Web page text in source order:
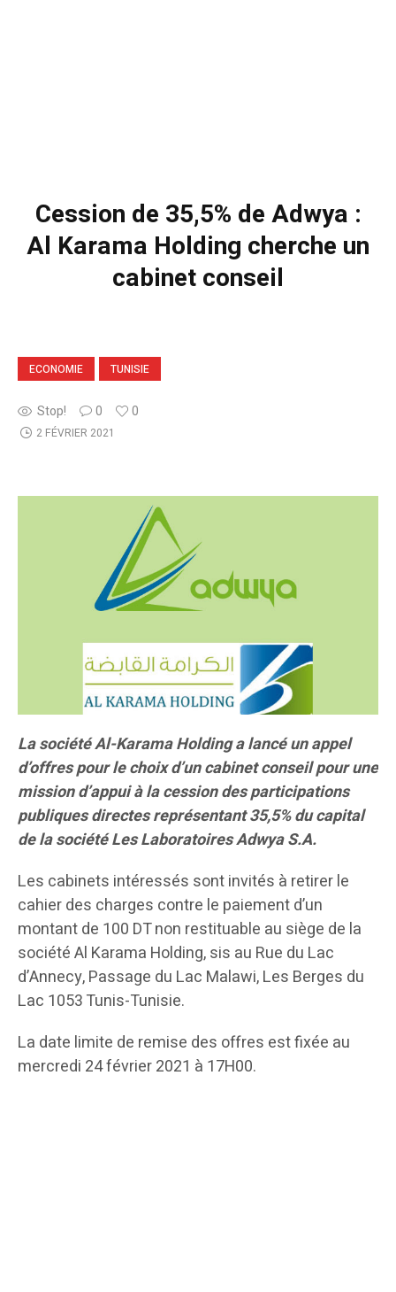
Cession de 35,5% de Adwya :
Al Karama Holding cherche un
cabinet conseil
ECONOMIE TUNISIE
Stop! 0 0
2 FÉVRIER 2021
La société Al-Karama Holding a lancé un appel
d’offres pour le choix d’un cabinet conseil pour une
mission d’appui à la cession des participations
publiques directes représentant 35,5% du capital
de la société Les Laboratoires Adwya S.A.
Les cabinets intéressés sont invités à retirer le
cahier des charges contre le paiement d’un
montant de 100 DT non restituable au siège de la
société Al Karama Holding, sis au Rue du Lac
d’Annecy, Passage du Lac Malawi, Les Berges du
Lac 1053 Tunis-Tunisie.
La date limite de remise des offres est fixée au
mercredi 24 février 2021 à 17H00.